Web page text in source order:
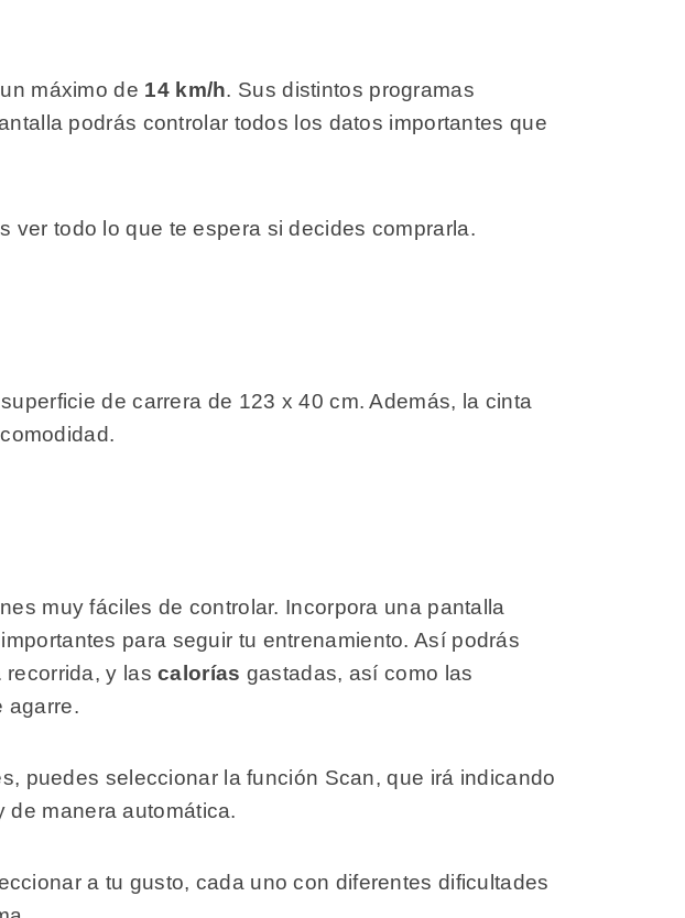
máximo de 14 km/h. Sus distintos programas
podrás controlar todos los datos importantes que
ver todo lo que te espera si decides comprarla.
de carrera de 123 x 40 cm. Además, la cinta
muy fáciles de controlar. Incorpora una pantalla
para seguir tu entrenamiento. Así podrás
recorrida, y lascalorías gastadas, así como las
agarre.
puedes seleccionar la función Scan, que irá indicando
manera automática.
a tu gusto, cada uno con diferentes dificultades